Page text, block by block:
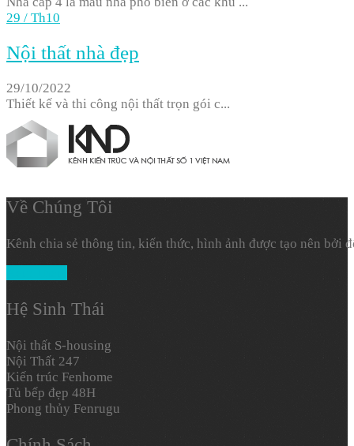
29 / Th10
Nội thất nhà đẹp
29/10/2022
Thiết kế và thi công nội thất trọn gói c...
Về Chúng Tôi
Kênh chia sẻ thông tin, kiến thức, hình ảnh được tạo nên bởi
Hệ Sinh Thái
Nội thất S-housing
Nội Thất 247
Kiến trúc Fenhome
Tủ bếp đẹp 48H
Phong thủy Fenrugu